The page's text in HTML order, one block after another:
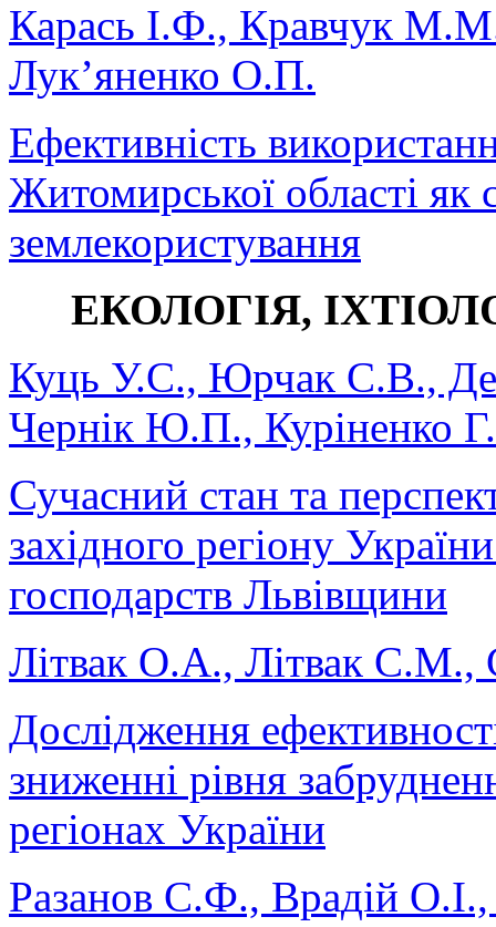
Карась І.Ф., Кравчук
Лук’яненко О.П.
Ефективність
Житомирської області як
землекористування
ЕКОЛОГІЯ,
Куць У.С., Юрчак С.В.,
Чернік Ю.П., Куріненко
Сучасний стан та
західного регіону
господарств Львівщини
Літвак О.А., Літвак
Дослідження
зниженні рівня
регіонах України
Разанов С.Ф., Врадій